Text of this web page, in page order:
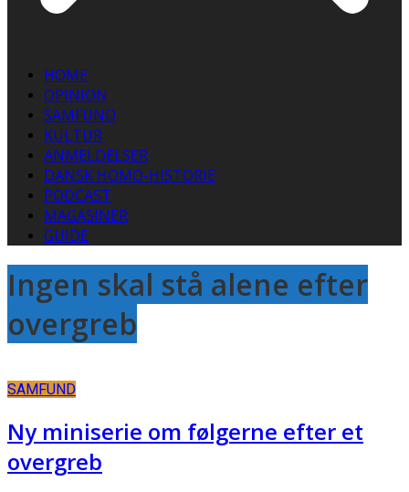
HOME
OPINION
SAMFUND
KULTUR
ANMELDELSER
DANSK HOMO-HISTORIE
PODCAST
MAGASINER
GUIDE
Ingen skal stå alene efter
overgreb
SAMFUND
Ny miniserie om følgerne efter et
overgreb